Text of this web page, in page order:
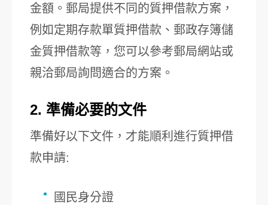
金額。郵局提供不同的質押借款方案，
例如定期存款單質押借款、郵政存簿儲
金質押借款等，您可以參考郵局網站或
親洽郵局詢問適合的方案。
2. 準備必要的文件
準備好以下文件，才能順利進行質押借
款申請:
國民身分證